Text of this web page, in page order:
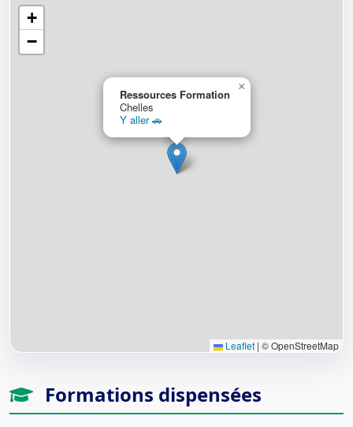
Ressources Formation
Chelles
Y aller 🚗
×
+
−
Leaflet | © OpenStreetMap
Formations dispensées